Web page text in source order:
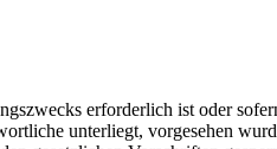
erforderlich ist oder
unterliegt, vorgesehen